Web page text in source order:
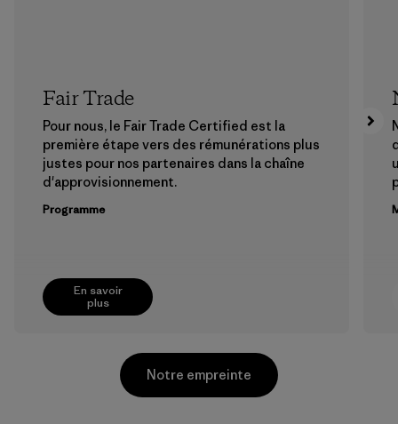
En savoir
plus
Fair Trade
Pour nous, le Fair Trade Certified est la
première étape vers des rémunérations plus
justes pour nos partenaires dans la chaîne
d'approvisionnement.
Programme
Notre empreinte